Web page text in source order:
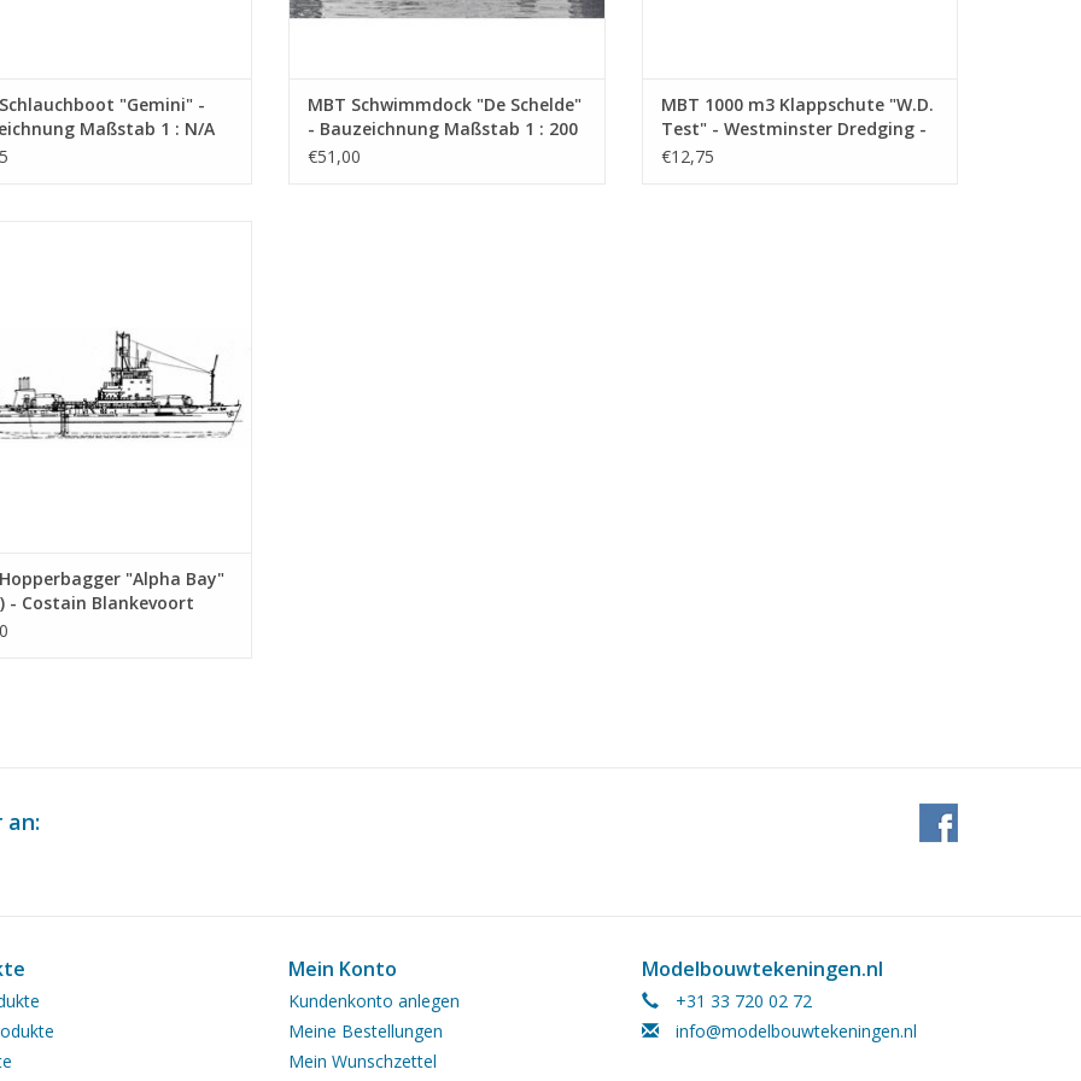
"Gemini" -
Maßstab 1 : N/A
MBT Schwimmdock "De Schelde"
- Bauzeichnung Maßstab 1 : 200
(10.19.011)
€51,00
MBT 1000 m3 Klappschute "W.D.
Test" - Westminster Dredging -
Bauzeichnung Maßstab 1 : 550
€12,75
"Alpha Bay"
- Costain Blankevoort
(UK) - Bauzeichnung
an:
Mein Konto
Kundenkonto anlegen
Meine Bestellungen
Mein Wunschzettel
Modelbouwtekeningen.nl
+31 33 720 02 72
info@modelbouwtekeningen.nl